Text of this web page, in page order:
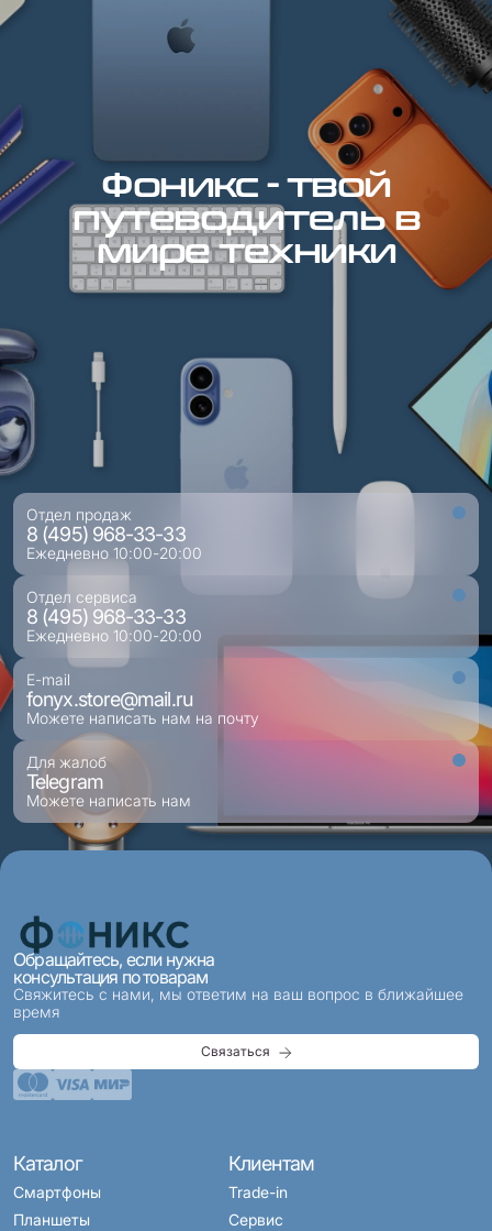
Фоникс - твой
путеводитель в
мире техники
Отдел продаж
8 (495) 968-33-33
Ежедневно 10:00-20:00
Отдел сервиса
8 (495) 968-33-33
Ежедневно 10:00-20:00
E-mail
fonyx.store@mail.ru
Можете написать нам на почту
Для жалоб
Telegram
Можете написать нам
Обращайтесь, если нужна
консультация по товарам
Свяжитесь с нами, мы ответим на ваш вопрос в ближайшее
время
Связаться
Каталог
Смартфоны
Планшеты
Клиентам
Trade-in
Сервис